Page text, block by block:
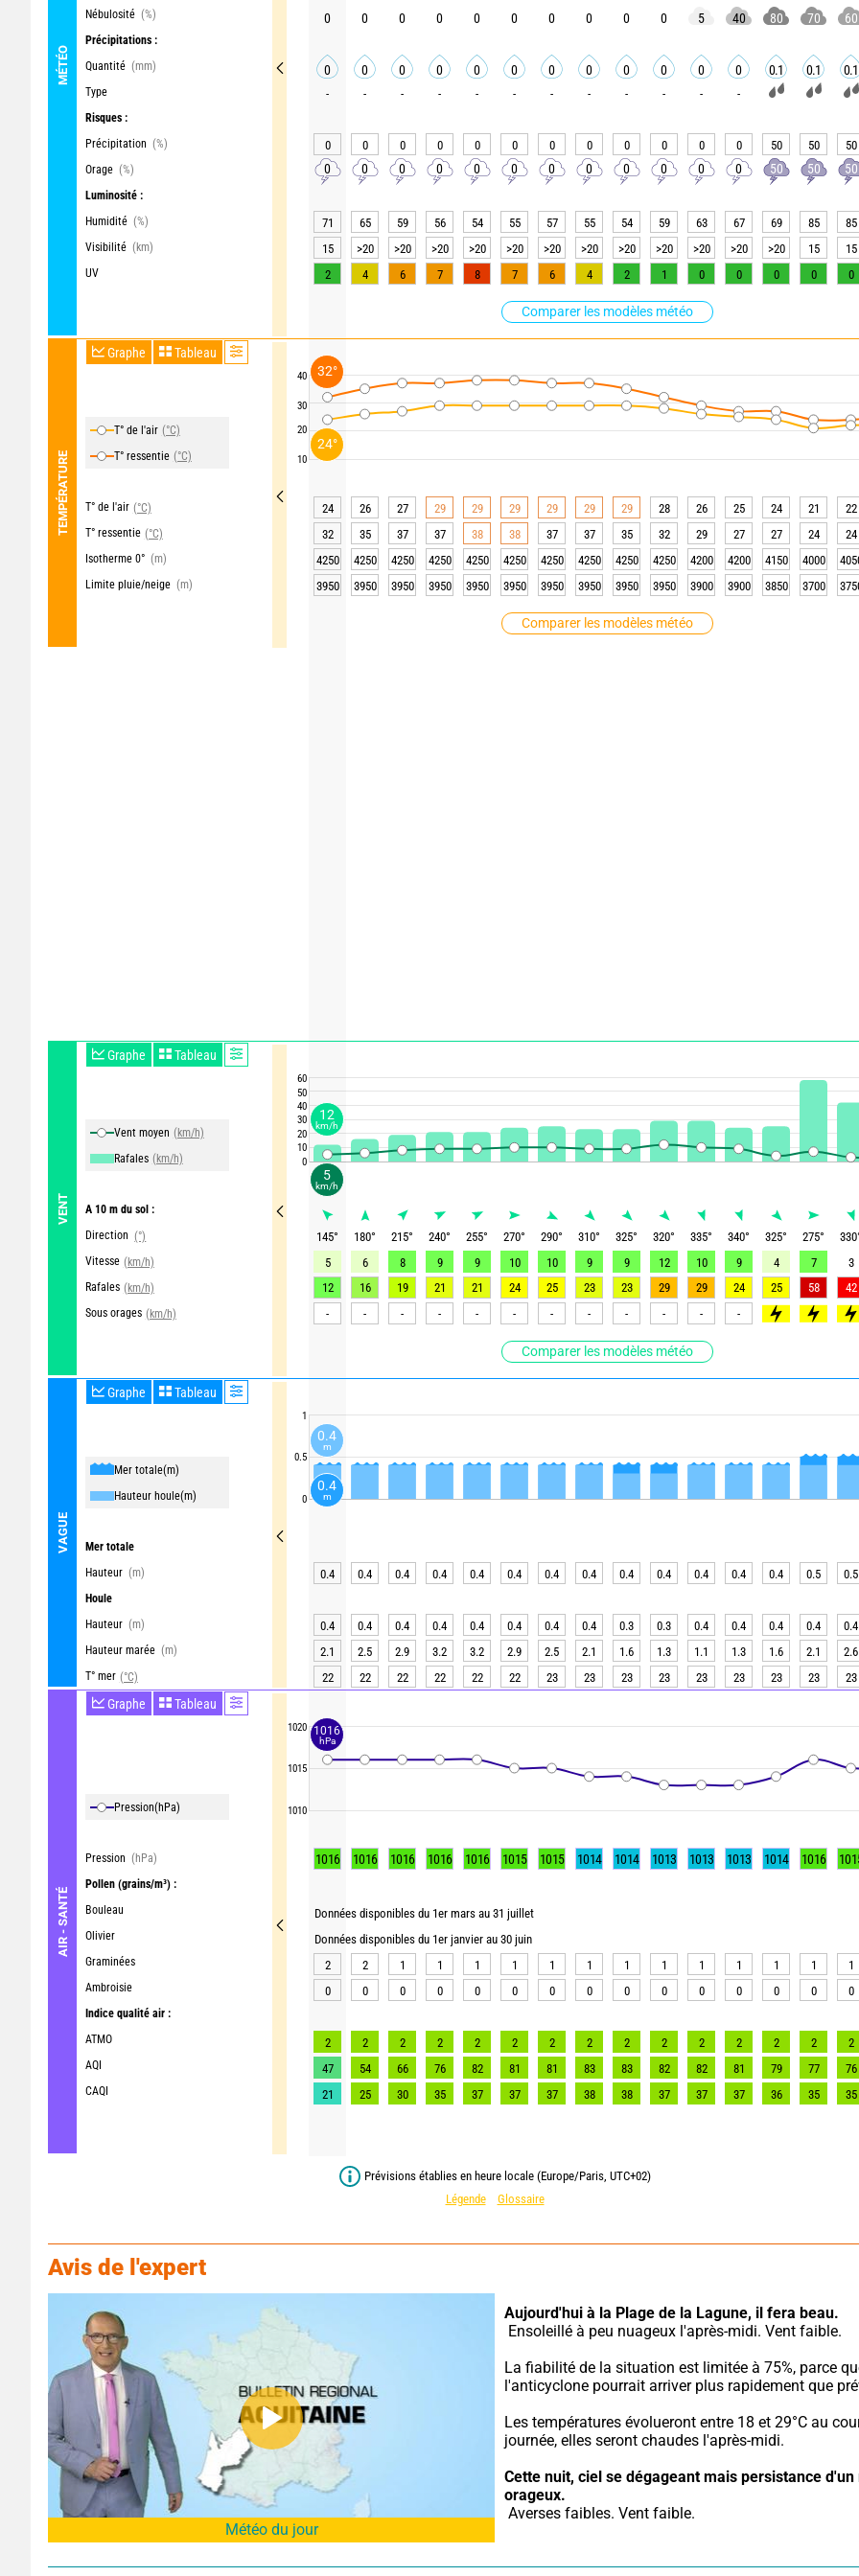
MÉTÉO
Nébulosité (%)
Précipitations :
Quantité (mm)
Type
Risques :
Précipitation (%)
Orage (%)
Luminosité :
Humidité (%)
Visibilité (km)
UV
Comparer les modèles météo
TEMPÉRATURE
Graphe Tableau
T° de l'air (°C)
T° ressentie (°C)
T° de l'air (°C)
T° ressentie (°C)
Isotherme 0° (m)
Limite pluie/neige (m)
Comparer les modèles météo
VENT
Graphe Tableau
Vent moyen (km/h)
Rafales (km/h)
A 10 m du sol :
Direction (°)
Vitesse (km/h)
Rafales (km/h)
Sous orages (km/h)
Comparer les modèles météo
VAGUE
Graphe Tableau
Mer totale(m)
Hauteur houle(m)
Mer totale
Hauteur (m)
Houle
Hauteur (m)
Hauteur marée (m)
T° mer (°C)
AIR - SANTÉ
Graphe Tableau
Pression(hPa)
Pression (hPa)
Pollen (grains/m³) :
Bouleau
Olivier
Graminées
Ambroisie
Indice qualité air :
ATMO
AQI
CAQI
40
30
20
10
60
50
40
30
20
10
0
1
0.5
0
1020
1015
1010
0 0 0 0 0 0 0 0 0 0 5 40 80 70 60
0 0 0 0 0 0 0 0 0 0 0 0 0.1 0.1 0.1
- - - - - - - - - - - -
0 0 0 0 0 0 0 0 0 0 0 0 50 50 50
0 0 0 0 0 0 0 0 0 0 0 0 50 50 50
71 65 59 56 54 55 57 55 54 59 63 67 69 85 85
15
>20 >20 >20 >20 >20 >20 >20 >20 >20 >20 >20 >20 15 15
2
4 6 7 8 7 6 4 2 1 0 0 0 0 0
24 26 27 29 29 29 29 29 29 28 26 25 24 21 22
32
35 37 37 38 38 37 37 35 32 29 27 27 24 24
4250
4250 4250 4250 4250 4250 4250 4250 4250 4250 4200 4200 4150 4000
3950
3950 3950 3950 3950 3950 3950 3950 3950 3950 3900 3900 3850 3700
145° 180° 215° 240° 255° 270° 290° 310° 325° 320° 335° 340° 325° 275° 330
5
6 8 9 9 10 10 9 9 12 10 9 4 7 3
12
16 19 21 21 24 25 23 23 29 29 24 25 58 42
-
- - - - - - - - - - - >80 >75 >70
0.4 0.4 0.4 0.4 0.4 0.4 0.4 0.4 0.4 0.4 0.4 0.4 0.4 0.5 0.5
0.4 0.4 0.4 0.4 0.4 0.4 0.4 0.4 0.3 0.3 0.4 0.4 0.4 0.4 0.4
2.1
2.5 2.9 3.2 3.2 2.9 2.5 2.1 1.6 1.3 1.1 1.3 1.6 2.1 2.6
22
22 22 22 22 22 23 23 23 23 23 23 23 23 23
1016 1016 1016 1016 1016 1015 1015 1014 1014 1013 1013 1013 1014 1016
Données disponibles du 1er mars au 31 juillet
Données disponibles du 1er janvier au 30 juin
2
2 1 1 1 1 1 1 1 1 1 1 1 1 1
0
0 0 0 0 0 0 0 0 0 0 0 0 0 0
2 2 2 2 2 2 2 2 2 2 2 2 2 2 2
47
54 66 76 82 81 81 83 83 82 82 81 79 77 76
21
25 30 35 37 37 37 38 38 37 37 37 36 35 35
Prévisions établies en heure locale (Europe/Paris, UTC+02)
Légende
Glossaire
Avis de l'expert
Météo du jour
Aujourd'hui à la Plage de la Lagune, il fera beau.
Ensoleillé à peu nuageux l'après-midi. Vent faible.
La fiabilité de la situation est limitée à 75%, parce
l'anticyclone pourrait arriver plus rapidement que
Les températures évolueront entre 18 et 29°C au
journée, elles seront chaudes l'après-midi.
Cette nuit, ciel se dégageant mais persistance d'un
orageux.
Averses faibles. Vent faible.
5
km/h
12
km/h
24°
32°
0.4
m
0.4
m
1016
hPa